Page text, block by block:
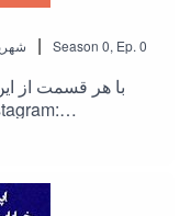
۱۳۹۸ شهریور ۱۳, | Season 0, Ep. 0
🔸 twitter: